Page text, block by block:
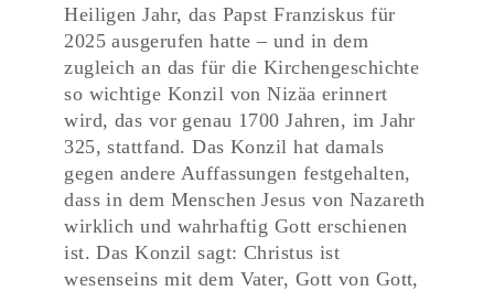
Heiligen Jahr, das Papst Franziskus für
2025 ausgerufen hatte – und in dem
zugleich an das für die Kirchengeschichte
so wichtige Konzil von Nizäa erinnert
wird, das vor genau 1700 Jahren, im Jahr
325, stattfand. Das Konzil hat damals
gegen andere Auffassungen festgehalten,
dass in dem Menschen Jesus von Nazareth
wirklich und wahrhaftig Gott erschienen
ist. Das Konzil sagt: Christus ist
wesenseins mit dem Vater, Gott von Gott,